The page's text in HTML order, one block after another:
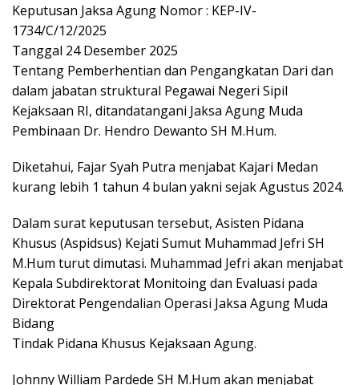
Keputusan Jaksa Agung Nomor : KEP-IV-
1734/C/12/2025
Tanggal 24 Desember 2025
Tentang Pemberhentian dan Pengangkatan Dari dan
dalam jabatan struktural Pegawai Negeri Sipil
Kejaksaan RI, ditandatangani Jaksa Agung Muda
Pembinaan Dr. Hendro Dewanto SH M.Hum.
Diketahui, Fajar Syah Putra menjabat Kajari Medan
kurang lebih 1 tahun 4 bulan yakni sejak Agustus 2024.
Dalam surat keputusan tersebut, Asisten Pidana
Khusus (Aspidsus) Kejati Sumut Muhammad Jefri SH
M.Hum turut dimutasi. Muhammad Jefri akan menjabat
Kepala Subdirektorat Monitoing dan Evaluasi pada
Direktorat Pengendalian Operasi Jaksa Agung Muda
Bidang
Tindak Pidana Khusus Kejaksaan Agung.
Johnny William Pardede SH M.Hum akan menjabat